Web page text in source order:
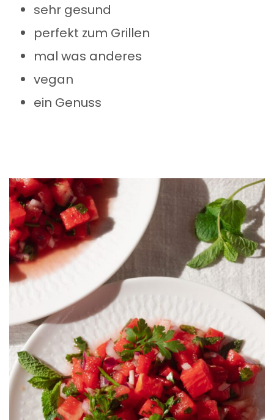
sehr gesund
perfekt zum Grillen
mal was anderes
vegan
ein Genuss